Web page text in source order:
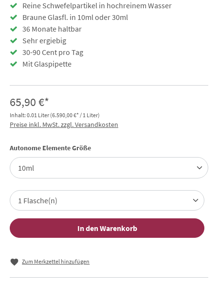
Reine Schwefelpartikel in hochreinem Wasser
Braune Glasfl. in 10ml oder 30ml
36 Monate haltbar
Sehr ergiebig
30-90 Cent pro Tag
Mit Glaspipette
65,90 €*
Inhalt: 0.01 Liter (6.590,00 €* / 1 Liter)
Preise inkl. MwSt. zzgl. Versandkosten
Autonome Elemente Größeauswählen
In den Warenkorb
Zum Merkzettel hinzufügen